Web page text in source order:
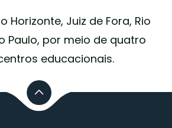
Horizonte, Juiz de Fora, Rio
Paulo, por meio de quatro
educacionais.